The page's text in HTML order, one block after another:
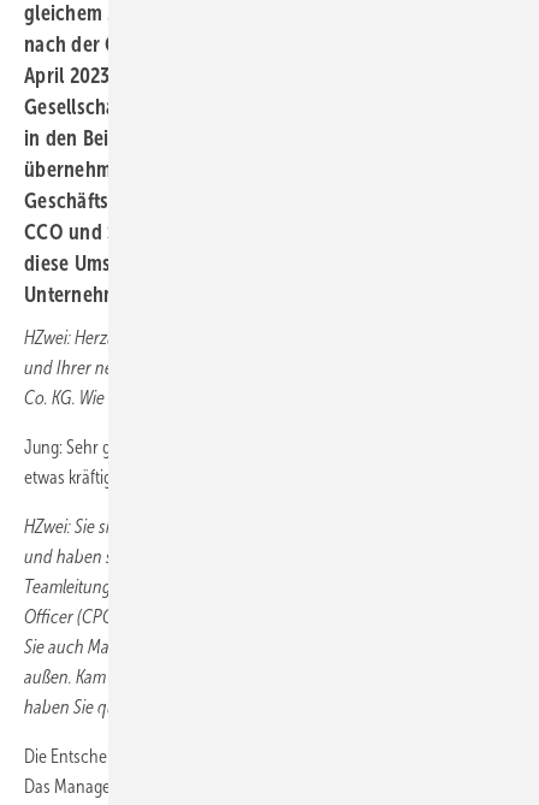
gleichem Maße auch alte abgebaut. Sechseinhalb Jahre
nach der Gründung vollzog H2 Mobility Deutschland im
April 2023 einen Führungswechsel: Nikolas Iwan, der die
Gesellschaft von Anbeginn an alleine leitete, wechselte
in den Beirat, dessen Vorsitz er im Laufe des Jahres
übernehmen soll. Iwan wurde von einem dreiköpfigen
Geschäftsführer-Team abgelöst. HZwei sprach mit dem
CCO und Sprecher Lorenz Jung über die Gründe für
diese Umstrukturierung sowie die weiteren Ziele des
Unternehmens.
HZwei: Herzlichen Glückwunsch nachträglich zu Ihrer Beförderung
und Ihrer neuen Position bei der H2 Mobility Deutschland GmbH &
Co. KG. Wie fühlt es sich an, jetzt in der ersten Reihe zu stehen?
Jung: Sehr gut! Man merkt aber auch sehr schnell, dass der Wind dort
etwas kräftiger weht.
HZwei: Sie sind quasi seit der Gründung der H2 Mobility mit dabei
und haben sich rasch hochgearbeitet. Anfangs waren Sie die
Teamleitung für den Netzaufbau, 2021 wurden Sie Chief Projects
Officer (CPO) und 2022 Chief Commercial Officer (CCO). Jetzt sind
Sie auch Managing Director und Sprecher des Unternehmens nach
außen. Kam die Berufung zum Geschäftsführer überraschend, oder
haben Sie quasi darauf hingearbeitet?
Die Entscheidung von Nikolas Iwan hat uns tatsächlich überrascht.
Das Management Team – Frank Fronzke, Martin Jüngel und ich –